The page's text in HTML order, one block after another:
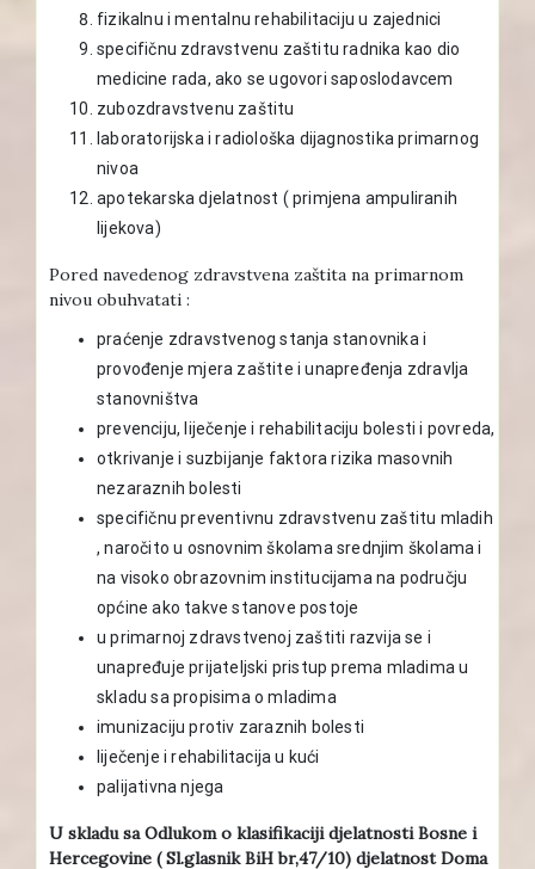
fizikalnu i mentalnu rehabilitaciju u zajednici
specifičnu zdravstvenu zaštitu radnika kao dio
medicine rada, ako se ugovori saposlodavcem
zubozdravstvenu zaštitu
laboratorijska i radiološka dijagnostika primarnog
nivoa
apotekarska djelatnost ( primjena ampuliranih
lijekova)
Pored navedenog zdravstvena zaštita na primarnom
nivou obuhvatati :
praćenje zdravstvenog stanja stanovnika i
provođenje mjera zaštite i unapređenja zdravlja
stanovništva
prevenciju, liječenje i rehabilitaciju bolesti i povreda,
otkrivanje i suzbijanje faktora rizika masovnih
nezaraznih bolesti
specifičnu preventivnu zdravstvenu zaštitu mladih
, naročito u osnovnim školama srednjim školama i
na visoko obrazovnim institucijama na području
općine ako takve stanove postoje
u primarnoj zdravstvenoj zaštiti razvija se i
unapređuje prijateljski pristup prema mladima u
skladu sa propisima o mladima
imunizaciju protiv zaraznih bolesti
liječenje i rehabilitacija u kući
palijativna njega
U skladu sa Odlukom o klasifikaciji djelatnosti Bosne i
Hercegovine ( Sl.glasnik BiH br,47/10) djelatnost Doma